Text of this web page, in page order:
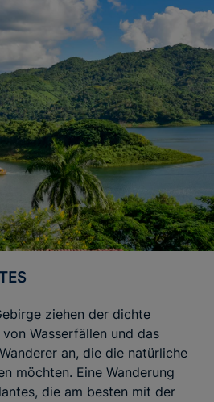
ziehen der dichte
Wasserfällen und das
an, die die natürliche
möchten. Eine Wanderung
die am besten mit der